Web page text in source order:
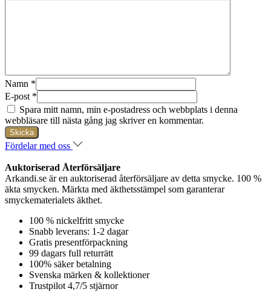
Namn *
E-post *
Spara mitt namn, min e-postadress och webbplats i denna
webbläsare till nästa gång jag skriver en kommentar.
Fördelar med oss
Auktoriserad Återförsäljare
Arkandi.se är en auktoriserad återförsäljare av detta smycke. 100 %
äkta smycken. Märkta med äkthetsstämpel som garanterar
smyckematerialets äkthet.
100 % nickelfritt smycke
Snabb leverans: 1-2 dagar
Gratis presentförpackning
99 dagars full returrätt
100% säker betalning
Svenska märken & kollektioner
Trustpilot 4,7/5 stjärnor